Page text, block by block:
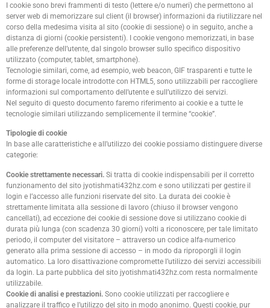
I cookie sono brevi frammenti di testo (lettere e/o numeri) che permettono al
server web di memorizzare sul client (il browser) informazioni da riutilizzare nel
corso della medesima visita al sito (cookie di sessione) o in seguito, anche a
distanza di giorni (cookie persistenti). I cookie vengono memorizzati, in base
alle preferenze dell’utente, dal singolo browser sullo specifico dispositivo
utilizzato (computer, tablet, smartphone).
Tecnologie similari, come, ad esempio, web beacon, GIF trasparenti e tutte le
forme di storage locale introdotte con HTML5, sono utilizzabili per raccogliere
informazioni sul comportamento dell’utente e sull’utilizzo dei servizi.
Nel seguito di questo documento faremo riferimento ai cookie e a tutte le
tecnologie similari utilizzando semplicemente il termine “cookie”.
Tipologie di cookie
In base alle caratteristiche e all’utilizzo dei cookie possiamo distinguere diverse
categorie:
Cookie strettamente necessari. Si tratta di cookie indispensabili per il corretto
funzionamento del sito jyotishmati432hz.com e sono utilizzati per gestire il
login e l’accesso alle funzioni riservate del sito. La durata dei cookie è
strettamente limitata alla sessione di lavoro (chiuso il browser vengono
cancellati), ad eccezione dei cookie di sessione dove si utilizzano cookie di
durata più lunga (con scadenza 30 giorni) volti a riconoscere, per tale limitato
periodo, il computer del visitatore – attraverso un codice alfa-numerico
generato alla prima sessione di accesso – in modo da riproporgli il login
automatico. La loro disattivazione compromette l’utilizzo dei servizi accessibili
da login. La parte pubblica del sito jyotishmati432hz.com resta normalmente
utilizzabile.
Cookie di analisi e prestazioni. Sono cookie utilizzati per raccogliere e
analizzare il traffico e l’utilizzo del sito in modo anonimo. Questi cookie, pur